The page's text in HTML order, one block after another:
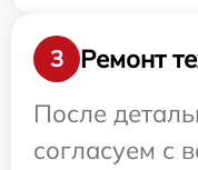
3
Ремонт
После
согласуем с